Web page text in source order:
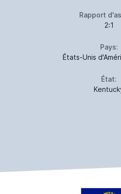
Rapport
2:1
Pays:
États-Unis
État: